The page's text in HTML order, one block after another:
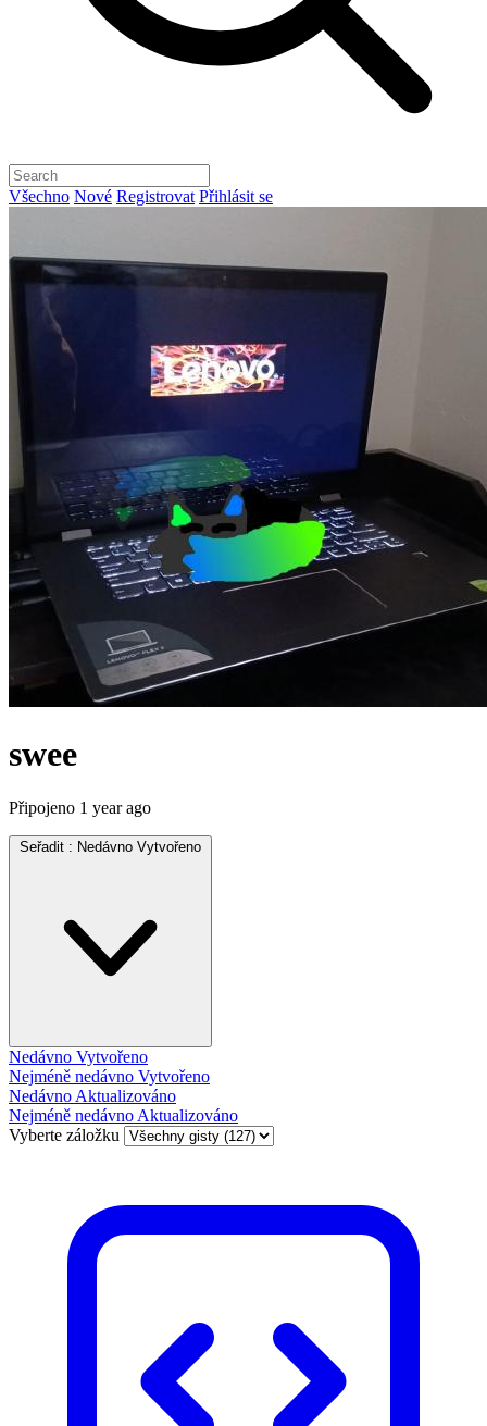
Všechno Nové Registrovat Přihlásit se
swee
Připojeno 1 year ago
Seřadit : Nedávno Vytvořeno
Nedávno Vytvořeno
Nejméně nedávno Vytvořeno
Nedávno Aktualizováno
Nejméně nedávno Aktualizováno
Vyberte záložku